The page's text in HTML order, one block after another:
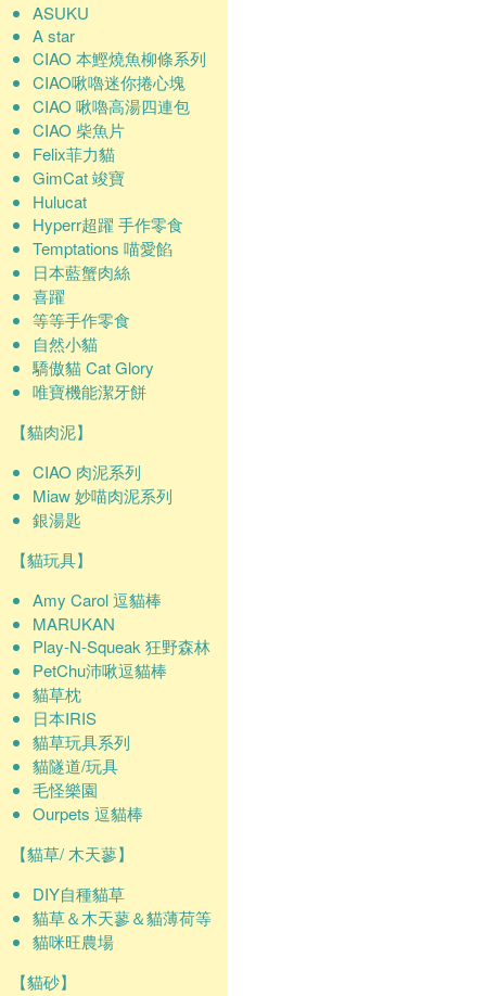
ASUKU
A star
CIAO 本鰹燒魚柳條系列
CIAO啾嚕迷你捲心塊
CIAO 啾嚕高湯四連包
CIAO 柴魚片
Felix菲力貓
GimCat 竣寶
Hulucat
Hyperr超躍 手作零食
Temptations 喵愛餡
日本藍蟹肉絲
喜躍
等等手作零食
自然小貓
驕傲貓 Cat Glory
唯寶機能潔牙餅
【貓肉泥】
CIAO 肉泥系列
Miaw 妙喵肉泥系列
銀湯匙
【貓玩具】
Amy Carol 逗貓棒
MARUKAN
Play-N-Squeak 狂野森林
PetChu沛啾逗貓棒
貓草枕
日本IRIS
貓草玩具系列
貓隧道/玩具
毛怪樂園
Ourpets 逗貓棒
【貓草/ 木天蓼】
DIY自種貓草
貓草＆木天蓼＆貓薄荷等
貓咪旺農場
【貓砂】